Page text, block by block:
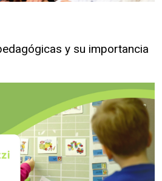
y su importancia